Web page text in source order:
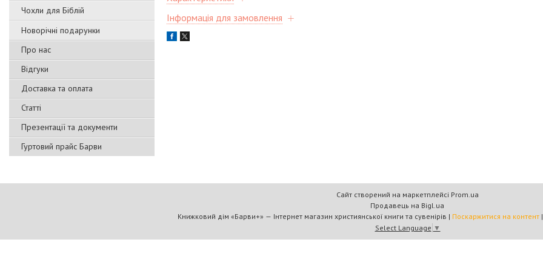
Чохли для Біблій
Новорічні подарунки
Про нас
Відгуки
Доставка та оплата
Статті
Презентації та документи
Гуртовий прайс Барви
Інформація для замовлення
Сайт створений на маркетплейсі Prom.ua
Продавець на Bigl.ua
Книжковий дім «Барви+» — Інтернет магазин християнської книги та сувенірів | Поскаржитися на контент |
Select Language ▼